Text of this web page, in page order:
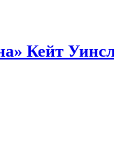
Кейт